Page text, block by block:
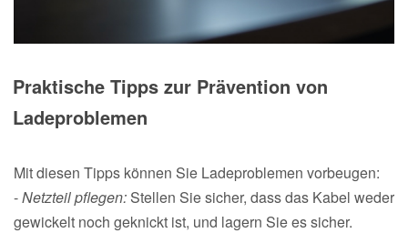
Praktische Tipps zur Prävention von
Ladeproblemen
Mit diesen Tipps können Sie Ladeproblemen vorbeugen:
-Netzteil pflegen: Stellen Sie sicher, dass das Kabel weder
gewickelt noch geknickt ist, und lagern Sie es sicher.